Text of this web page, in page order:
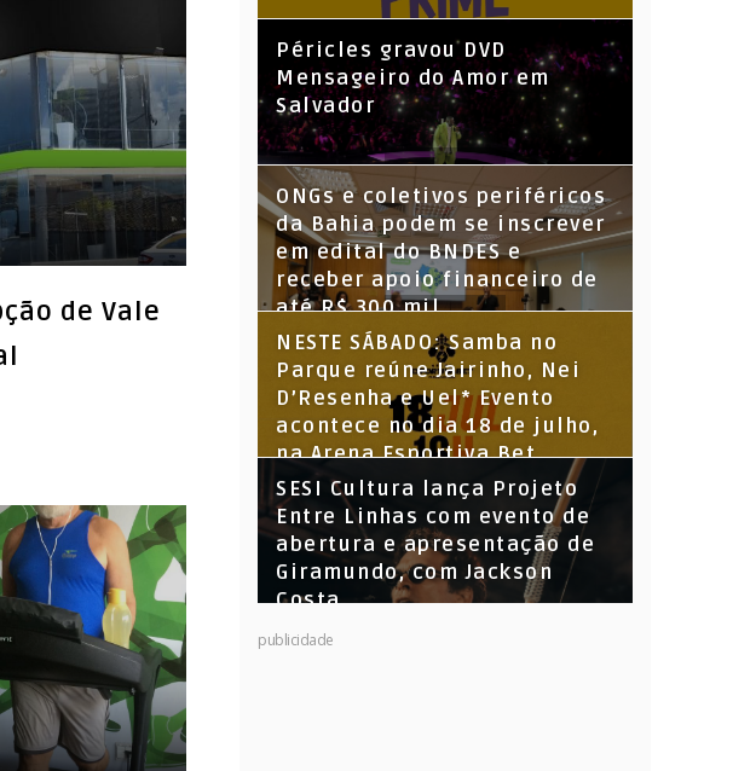
de Vale
Péricles gravou DVD
Mensageiro do Amor em
Salvador
ONGs e coletivos periféricos
da Bahia podem se inscrever
em edital do BNDES e
receber apoio financeiro de
até R$ 300 mil
NESTE SÁBADO: Samba no
Parque reúne Jairinho, Nei
D’Resenha e Uel* Evento
acontece no dia 18 de julho,
na Arena Esportiva Bet
Parque Santiago
SESI Cultura lança Projeto
Entre Linhas com evento de
abertura e apresentação de
Giramundo, com Jackson
Costa
publicidade